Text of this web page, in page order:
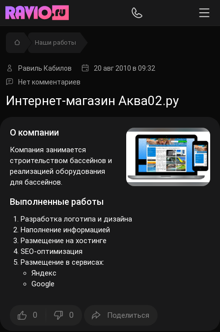
Наши работы
Равиль Кабилов 20 авг 2010 в 09:32
Нет комментариев
Интернет-магазин Аква02.ру
О компании
Компания занимается
строительством бассейнов и
реализацией оборудования
для бассейнов.
Выполненные работы
Разработка логотипа и дизайна
Наполнение информацией
Размещение на хостинге
SEO-оптимизация
Размещение в сервисах:
Яндекс
Google
0 0 Поделиться